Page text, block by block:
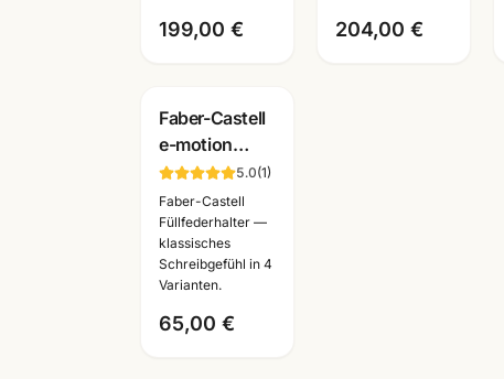
Lasergravu
199,00 € 204,00 €
Faber-Castell
e-motion
Birnbaum
Schwarz Füller
· Federbreite
M · mit
Lasergravur
5.0(1)
Faber-Castell
Füllfederhalter —
klassisches
Schreibgefühl in 4
Varianten.
65,00 €